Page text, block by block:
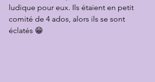
ludique pour eux. Ils étaient en petit
comité de 4 ados, alors ils se sont
éclatés 😁